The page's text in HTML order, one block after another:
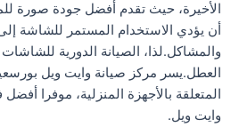
الأخيرة، حيث تقدم أفضل جودة صورة
أن يؤدي الاستخدام المستمر للشاشة
والمشاكل.لذا، الصيانة الدورية
العطل.يسر مركز صيانة وايت ويل
المتعلقة بالأجهزة المنزلية، موفرا
وايت ويل.